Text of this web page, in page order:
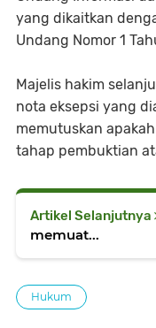
yang dikaitkan
Undang Nomor 1
Majelis hakim
nota eksepsi yang
memutuskan
tahap pembuktian
Artikel Selanjutnya
memuat...
Hukum